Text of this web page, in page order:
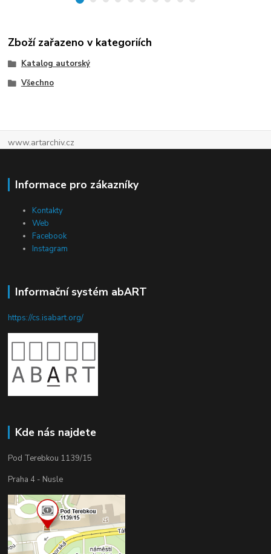
Zboží zařazeno v kategoriích
Katalog autorský
Všechno
www.artarchiv.cz
Informace pro zákazníky
Kontakty
Web
Facebook
Instagram
Informační systém abART
https://cs.isabart.org/
Kde nás najdete
Pod Terebkou 1139/15
Praha 4 - Nusle